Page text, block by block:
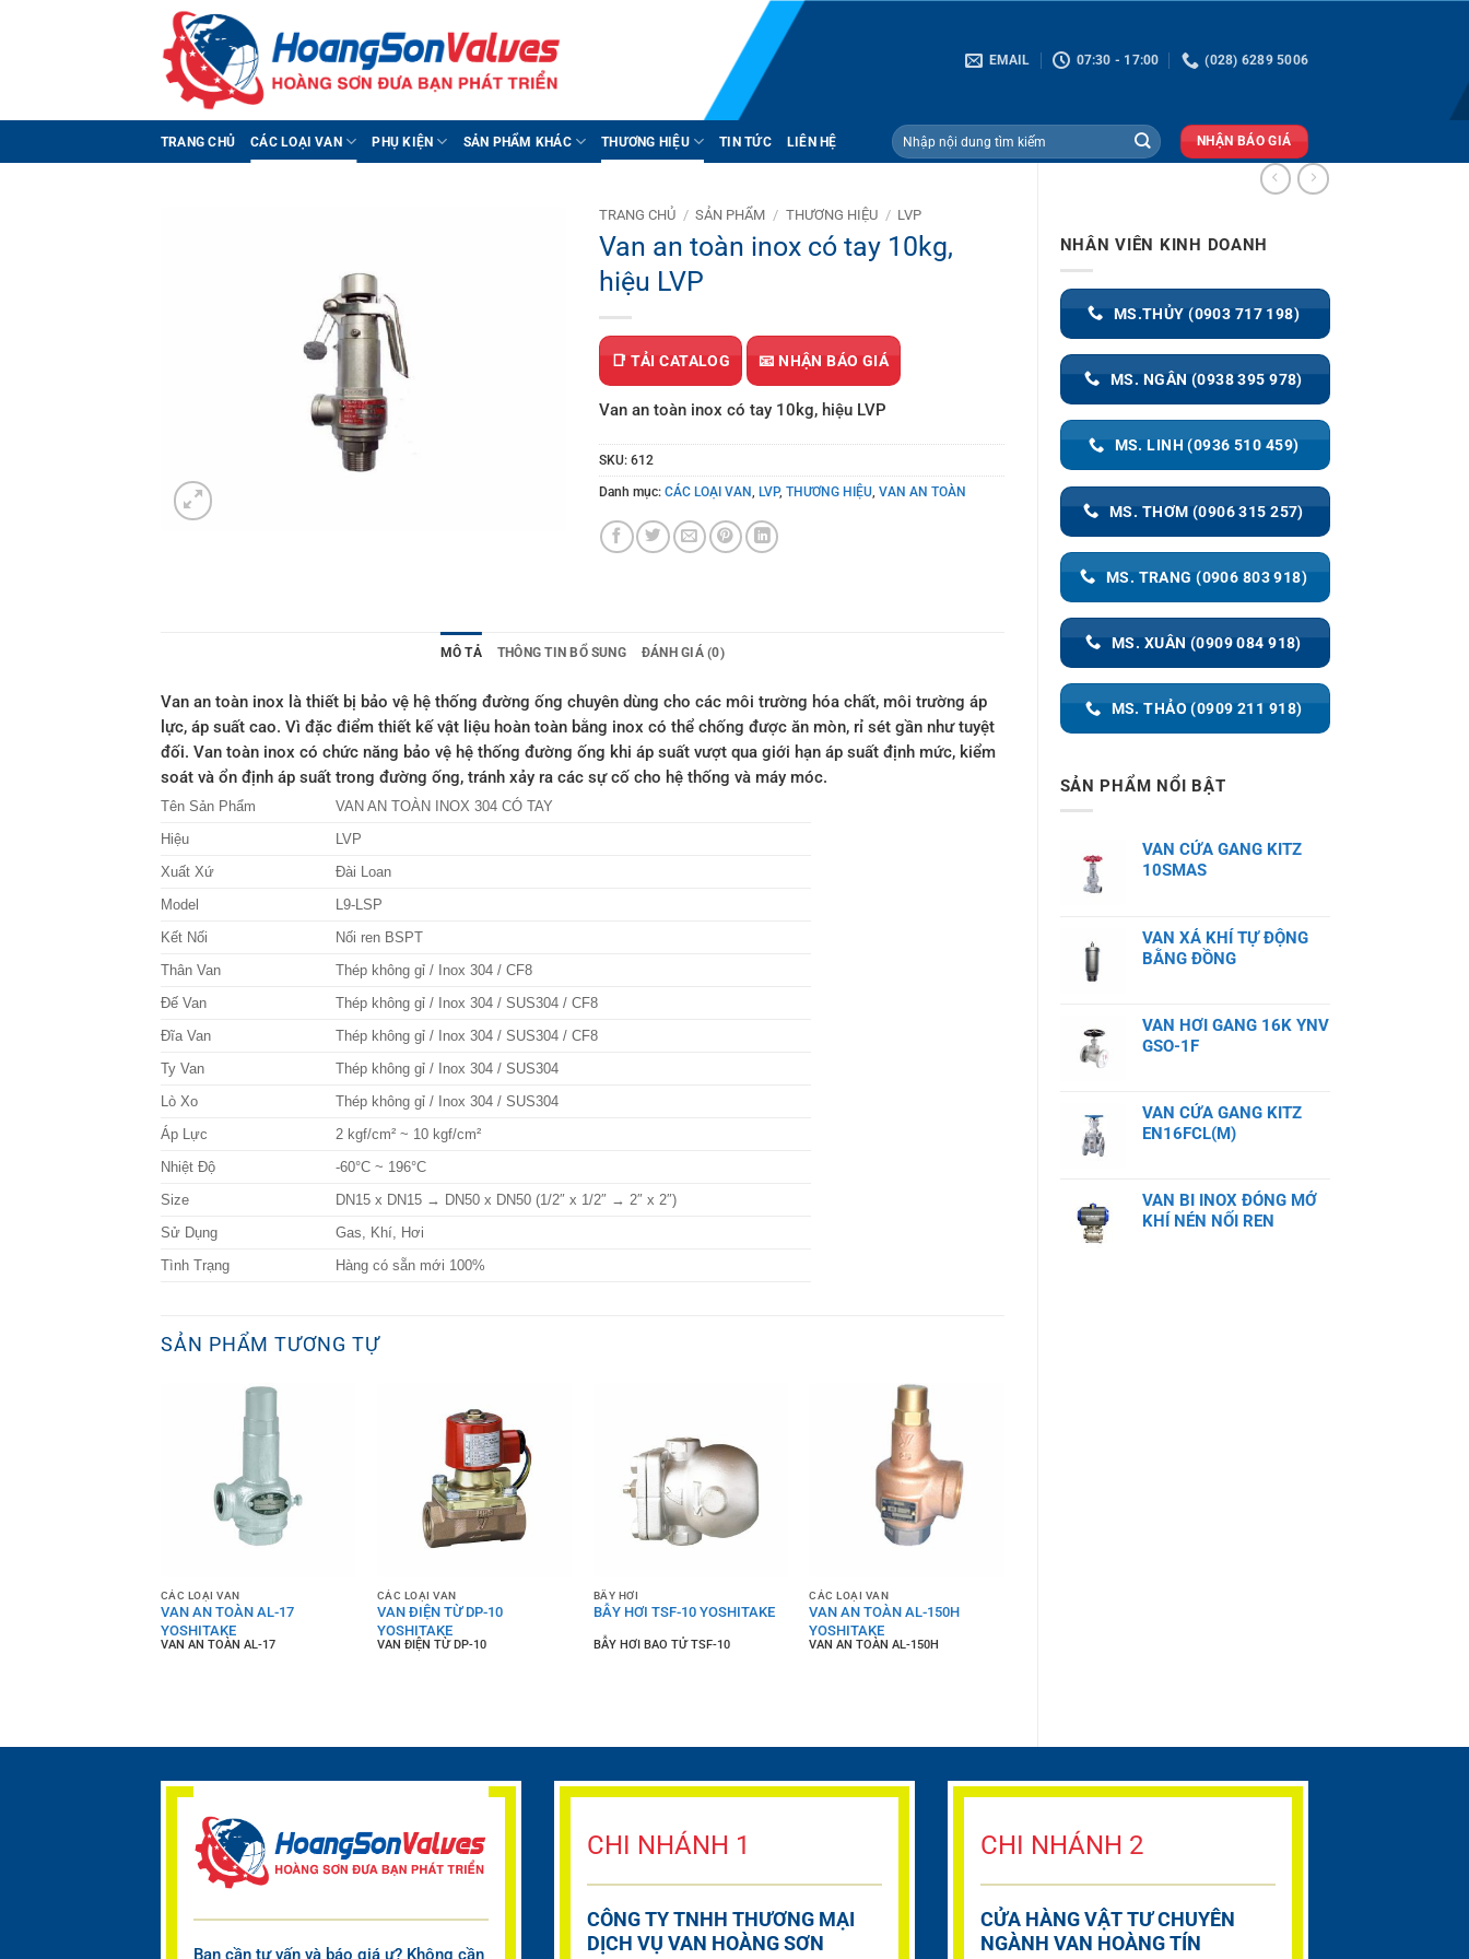
EMAIL 07:30 - 17:00 (028) 6289 5006
TRANG CHỦ CÁC LOẠI VAN PHỤ KIỆN SẢN PHẨM KHÁC THƯƠNG HIỆU TIN TỨC LIÊN HỆ
Tìm
kiếm:
NHẬN BÁO GIÁ
NHÂN VIÊN KINH DOANH
MS.THỦY (0903 717 198)
MS. NGÂN (0938 395 978)
MS. LINH (0936 510 459)
MS. THƠM (0906 315 257)
MS. TRANG (0906 803 918)
MS. XUÂN (0909 084 918)
MS. THẢO (0909 211 918)
SẢN PHẨM NỔI BẬT
VAN CỬA GANG KITZ
10SMAS
VAN XẢ KHÍ TỰ ĐỘNG
BẰNG ĐỒNG
VAN HƠI GANG 16K YNV
GSO-1F
VAN CỬA GANG KITZ
EN16FCL(M)
VAN BI INOX ĐÓNG MỞ
KHÍ NÉN NỐI REN
TRANG CHỦ / SẢN PHẨM / THƯƠNG HIỆU / LVP
Van an toàn inox có tay 10kg,
hiệu LVP
📑 TẢI CATALOG 📧 NHẬN BÁO GIÁ
Van an toàn inox có tay 10kg, hiệu LVP
SKU: 612
Danh mục: CÁC LOẠI VAN, LVP, THƯƠNG HIỆU, VAN AN TOÀN
MÔ TẢ THÔNG TIN BỔ SUNG ĐÁNH GIÁ (0)
Van an toàn inox là thiết bị bảo vệ hệ thống đường ống chuyên dùng cho các môi trường hóa chất, môi trường áp
lực, áp suất cao. Vì đặc điểm thiết kế vật liệu hoàn toàn bằng inox có thể chống được ăn mòn, rỉ sét gần như tuyệt
đối. Van toàn inox có chức năng bảo vệ hệ thống đường ống khi áp suất vượt qua giới hạn áp suất định mức, kiểm
soát và ổn định áp suất trong đường ống, tránh xảy ra các sự cố cho hệ thống và máy móc.
Tên Sản Phẩm
VAN AN TOÀN INOX 304 CÓ TAY
Hiệu
LVP
Xuất Xứ
Đài Loan
Model
L9-LSP
Kết Nối
Nối ren BSPT
Thân Van
Thép không gỉ / Inox 304 / CF8
Đế Van
Thép không gỉ / Inox 304 / SUS304 / CF8
Đĩa Van
Thép không gỉ / Inox 304 / SUS304 / CF8
Ty Van
Thép không gỉ / Inox 304 / SUS304
Lò Xo
Thép không gỉ / Inox 304 / SUS304
Áp Lực
2 kgf/cm² ~ 10 kgf/cm²
Nhiệt Độ
-60°C ~ 196°C
Size
DN15 x DN15 → DN50 x DN50 (1/2″ x 1/2″ → 2″ x 2″)
Sử Dụng
Gas, Khí, Hơi
Tình Trạng
Hàng có sẵn mới 100%
SẢN PHẨM TƯƠNG TỰ
CÁC LOẠI VAN
VAN AN TOÀN AL-17
YOSHITAKE
VAN AN TOÀN AL-17
CÁC LOẠI VAN
VAN ĐIỆN TỪ DP-10
YOSHITAKE
VAN ĐIỆN TỪ DP-10
BẪY HƠI
BẪY HƠI TSF-10 YOSHITAKE
BẪY HƠI BAO TỬ TSF-10
CÁC LOẠI VAN
VAN AN TOÀN AL-150H
YOSHITAKE
VAN AN TOÀN AL-150H
Bạn cần tư vấn và báo giá ư? Không cần
CHI NHÁNH 1
CÔNG TY TNHH THƯƠNG MẠI
DỊCH VỤ VAN HOÀNG SƠN
CHI NHÁNH 2
CỬA HÀNG VẬT TƯ CHUYÊN
NGÀNH VAN HOÀNG TÍN